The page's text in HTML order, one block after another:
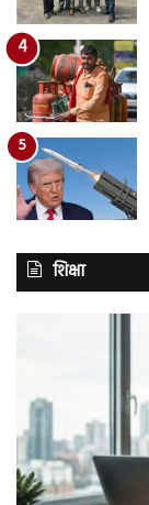
शिक्षा